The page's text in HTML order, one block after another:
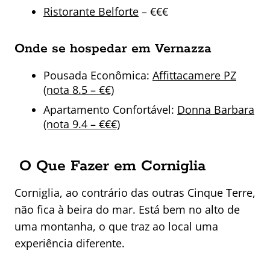
Ristorante Belforte – €€€
Onde se hospedar em Vernazza
Pousada Econômica: Affittacamere PZ
(nota 8.5 – €€)
Apartamento Confortável: Donna Barbara
(nota 9.4 – €€€)
O Que Fazer em Corniglia
Corniglia, ao contrário das outras Cinque Terre,
não fica à beira do mar. Está bem no alto de
uma montanha, o que traz ao local uma
experiência diferente.